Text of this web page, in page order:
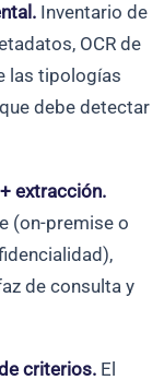
Inventario de
OCR de
las tipologías
debe detectar
extracción.
(on-premise o
de consulta y
criterios. El